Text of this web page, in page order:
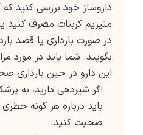
داروساز خود بررسی کنید که
منیزیم کربنات مصرف کنید
در صورت بارداری یا قصد
بگویید. شما باید در مورد
این دارو در حین بارداری
اگر شیردهی دارید، به
باید درباره هر گونه
صحبت کنید.